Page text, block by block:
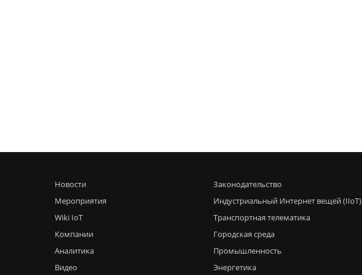
Новости
Мероприятия
Wiki IoT
Компании
Аналитика
Видео
Законодательство
Индустриальный Интернет вещей (IIoT)
Транспортная телематика
Городская среда
Промышленность
Энергетика